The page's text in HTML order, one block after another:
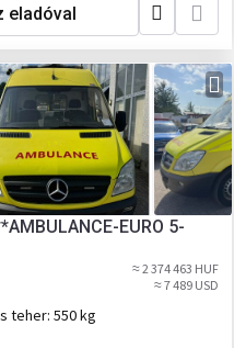
eladóval
EURO 5-
≈ 2 374 463 HUF
≈ 7 489 USD
teher: 550 kg